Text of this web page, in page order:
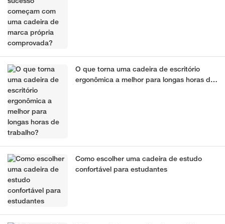
O que torna uma cadeira de escritório
ergonômica a melhor para longas horas de
Como escolher uma cadeira de estudo
confortável para estudantes